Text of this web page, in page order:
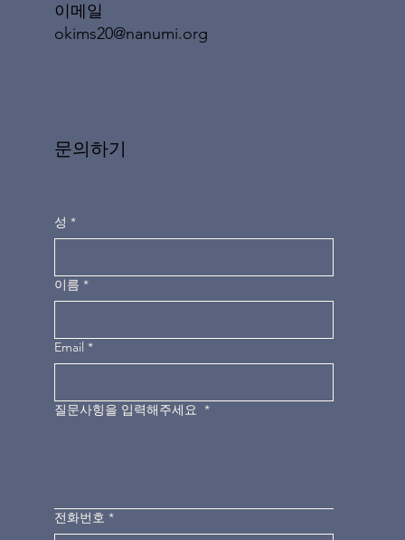
이메일
okims20@nanumi.org
문의하기
성 *
이름 *
Email *
질문사힝을 입력해주세요 *
전화번호 *